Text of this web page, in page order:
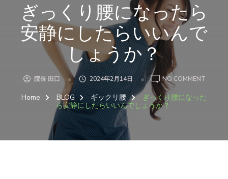
ぎっくり腰になったら
安静にしたらいいんで
しょうか？
院長 田口 2024年2月14日 NO COMMENT
く
Home BLOG ギックリ腰
ぎっくり腰になった
ら安静にしたらいいんでしょうか？